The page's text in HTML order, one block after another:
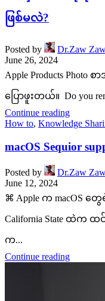
ဖြစ်မလဲ?
Posted by
Dr.Zaw
June 26, 2024
Apple Products
ပြောဖူးတယ်။ Do you
Continue reading
How to, Knowledge
macOS Sequior
Posted by
Dr.Zaw
June 12, 2024
⌘ Apple က macOS
California State ထဲက
က...
Continue reading